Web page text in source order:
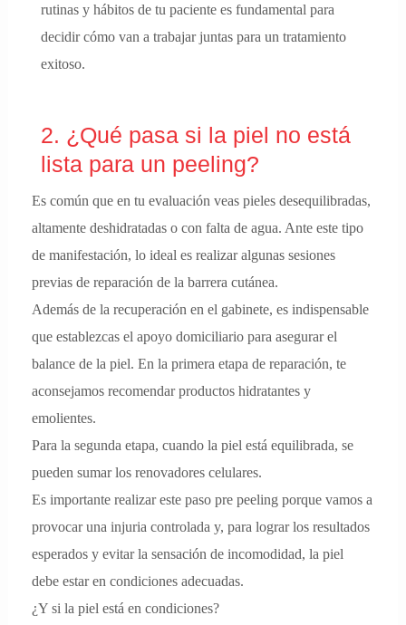
rutinas y hábitos de tu paciente es fundamental para
decidir cómo van a trabajar juntas para un tratamiento
exitoso.
2. ¿Qué pasa si la piel no está
lista para un peeling?
Es común que en tu evaluación veas pieles desequilibradas,
altamente deshidratadas o con falta de agua. Ante este tipo
de manifestación, lo ideal es realizar algunas sesiones
previas de reparación de la barrera cutánea.
Además de la recuperación en el gabinete, es indispensable
que establezcas el apoyo domiciliario para asegurar el
balance de la piel. En la primera etapa de reparación, te
aconsejamos recomendar productos hidratantes y
emolientes.
Para la segunda etapa, cuando la piel está equilibrada, se
pueden sumar los renovadores celulares.
Es importante realizar este paso pre peeling porque vamos a
provocar una injuria controlada y, para lograr los resultados
esperados y evitar la sensación de incomodidad, la piel
debe estar en condiciones adecuadas.
¿Y si la piel está en condiciones?